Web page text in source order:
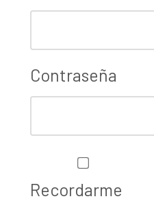
Contraseña
Recordarme